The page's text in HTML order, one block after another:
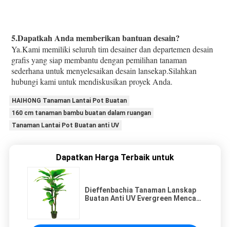
5.Dapatkah Anda memberikan bantuan desain?
Ya.Kami memiliki seluruh tim desainer dan departemen desain
grafis yang siap membantu dengan pemilihan tanaman
sederhana untuk menyelesaikan desain lansekap.Silahkan
hubungi kami untuk mendiskusikan proyek Anda.
HAIHONG Tanaman Lantai Pot Buatan
160 cm tanaman bambu buatan dalam ruangan
Tanaman Lantai Pot Buatan anti UV
Dapatkan Harga Terbaik untuk
Dieffenbachia Tanaman Lanskap
Buatan Anti UV Evergreen Mencari